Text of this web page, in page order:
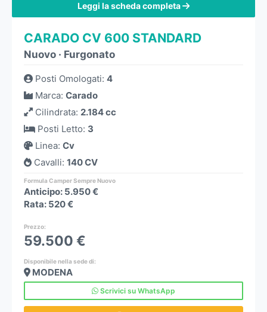
Leggi la scheda completa
CARADO CV 600 STANDARD
Nuovo · Furgonato
Posti Omologati: 4
Marca: Carado
Cilindrata: 2.184 cc
Posti Letto: 3
Linea: Cv
Cavalli: 140 CV
Formula Camper Sempre Nuovo
Anticipo: 5.950 €
Rata: 520 €
Prezzo:
59.500 €
Disponibile nella sede di:
MODENA
Scrivici su WhatsApp